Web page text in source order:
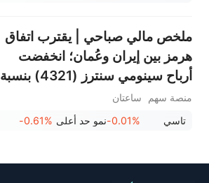
ملخص مالي صباحي | يقترب اتفاق
هرمز بين إيران وعُمان؛ انخفضت
أرباح سينومي سنترز (4321) بنسبة
15%؛ بينما ارتفعت أرباح أسمنت
ينبع (3060) بنسبة 34%؛ وانخفض
منصة سهم
ساعتان
تاسي
-0.01%نمو حد أعلى -0.61%